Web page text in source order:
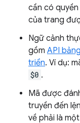
cần có
của trang
Ngữ cảnh
gồm API
triển. Ví dụ:
$0 .
Mã được
truyền đến
về phải là